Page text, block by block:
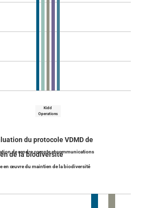
Kidd
Operations
du protocole VDMD de
de la biodiversité
de rendre compte et communications
en œuvre du maintien de la biodiversité